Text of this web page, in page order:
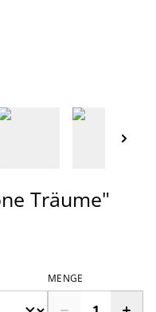
Träume"
MENGE